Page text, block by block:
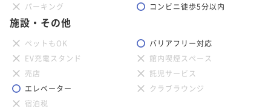
パーキング
コンビニ徒歩5分以内
施設・その他
ペットもOK
バリアフリー対応
EV充電スタンド
館内喫煙スペース
売店
託児サービス
エレベーター
クラブラウンジ
宿泊税